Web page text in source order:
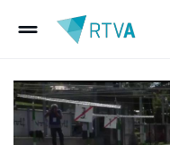
drag_handle